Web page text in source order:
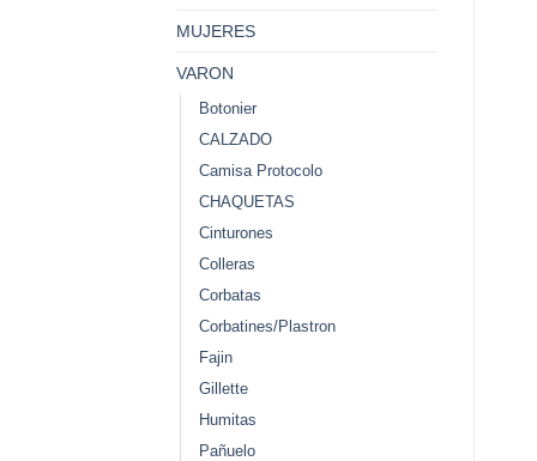
MUJERES
VARON
Botonier
CALZADO
Camisa Protocolo
CHAQUETAS
Cinturones
Colleras
Corbatas
Corbatines/Plastron
Fajin
Gillette
Humitas
Pañuelo